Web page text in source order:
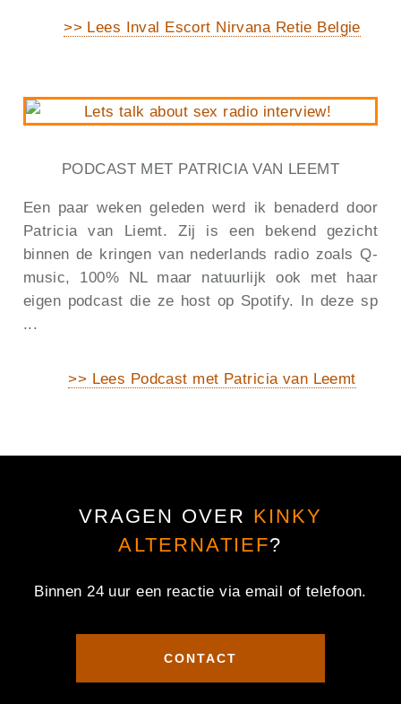
>> Lees Inval Escort Nirvana Retie Belgie
PODCAST MET PATRICIA VAN LEEMT
Een paar weken geleden werd ik benaderd door
Patricia van Liemt. Zij is een bekend gezicht
binnen de kringen van nederlands radio zoals Q-
music, 100% NL maar natuurlijk ook met haar
eigen podcast die ze host op Spotify. In deze sp
...
>> Lees Podcast met Patricia van Leemt
VRAGEN OVER KINKY
ALTERNATIEF?
Binnen 24 uur een reactie via email of telefoon.
CONTACT